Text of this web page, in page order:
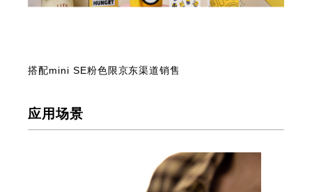
搭配mini SE粉色限京东渠道销售
应用场景